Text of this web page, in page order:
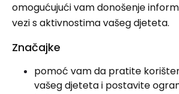
omogućujući vam donošenje
vezi s aktivnostima vašeg djeteta.
Značajke
pomoć vam da pratite
vašeg djeteta i postavite